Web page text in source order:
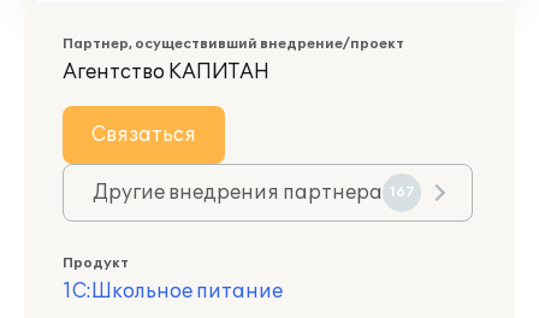
Партнер, осуществивший внедрение/проект
Агентство КАПИТАН
Связаться
Другие внедрения партнера 167
Продукт
1С:Школьное питание